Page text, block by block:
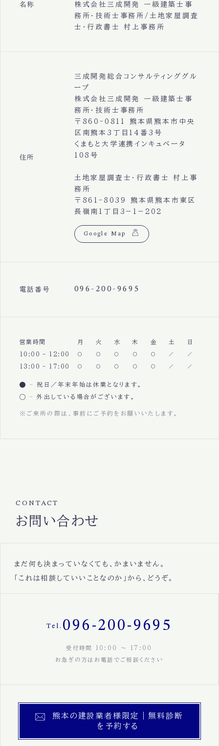
名称
株式会社三成開発 一級建築士事
務所・技術士事務所/土地家屋調査
士・行政書士 村上事務所
住所
三成開発総合コンサルティンググル
ープ
株式会社三成開発 一級建築士事
務所・技術士事務所
〒860-0811 熊本県熊本市中央
区南熊本3丁目14番3号
くまもと大学連携インキュベータ
108号
土地家屋調査士・行政書士 村上事
務所
〒861-8039 熊本県熊本市東区
長嶺南1丁目3−1−202
Google Map
電話番号 096-200-9695
営業時間 月 火 水 木 金 土 日
10:00 - 12:00
13:00 - 17:00
祝日／年末年始は休業となります。
外出している場合がございます。
※ご来所の際は、事前にご予約をお願いいたします。
CONTACT
お問い合わせ
まだ何も決まっていなくても、かまいません。
「これは相談していいことなのか」から、どうぞ。
Tel. 096-200-9695
受付時間 10:00 〜 17:00
お急ぎの方はお電話でご相談ください
熊本の建設業者様限定｜無料診断
を予約する